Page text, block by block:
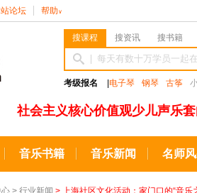
站论坛 帮助 ∨
搜课程 搜资讯 搜书籍
考级报名 电子琴 钢琴 古筝
社会主义核心价值观少儿声乐
音乐书籍 音乐新闻 名师
心 > 行业新闻 > 上海社区文化活动：家门口的“音乐